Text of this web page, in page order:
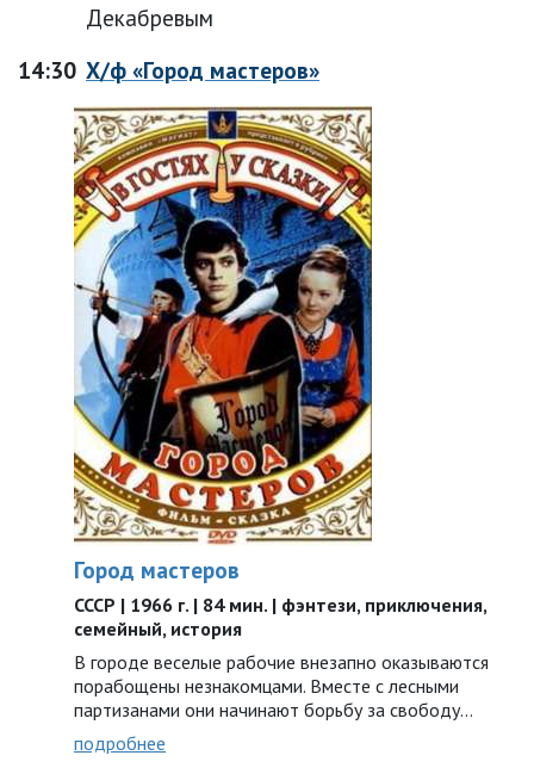
Декабревым
14:30 Х/ф «Город мастеров»
Город мастеров
СССР | 1966 г. | 84 мин. | фэнтези, приключения,
семейный, история
В городе веселые рабочие внезапно оказываются
порабощены незнакомцами. Вместе с лесными
партизанами они начинают борьбу за свободу…
подробнее